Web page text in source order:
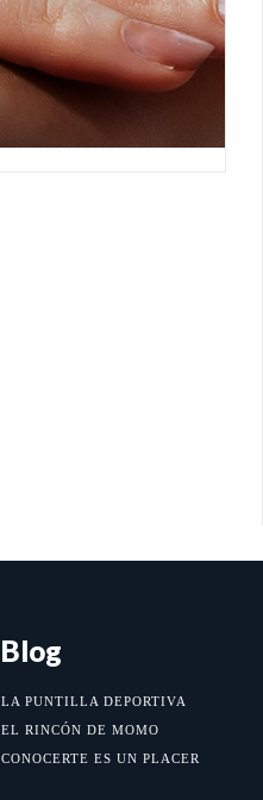
Blog
LA PUNTILLA DEPORTIVA
EL RINCÓN DE MOMO
CONOCERTE ES UN PLACER